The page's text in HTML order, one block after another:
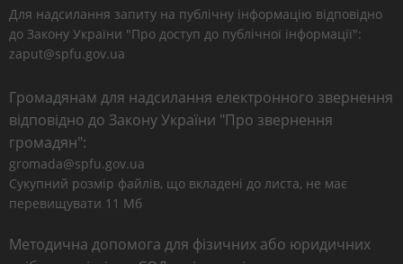
Для надсилання запиту на публічну інформацію відповідно
до Закону України "Про доступ до публічної інформації":
zaput@spfu.gov.ua
Громадянам для надсилання електронного звернення
відповідно до Закону України "Про звернення
громадян":
gromada@spfu.gov.ua
Сукупний розмір файлів, що вкладені до листа, не має
перевищувати 11 Мб
Методична допомога для фізичних або юридичних